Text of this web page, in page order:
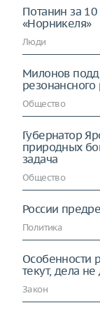
Потанин за
«Норникеля»
Люди
Милонов
Общество
Губернатор
природных
задача
Общество
России
Политика
Особенности
текут, дела
Закон